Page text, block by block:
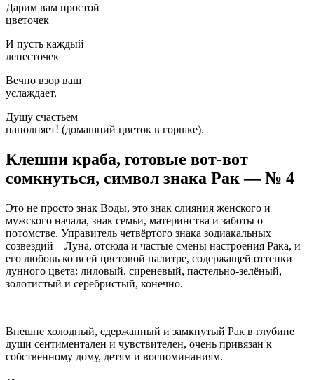
Дарим вам простой
цветочек
И пусть каждый
лепесточек
Вечно взор ваш
услаждает,
Душу счастьем
наполняет! (домашний цветок в горшке).
Клешни краба, готовые вот-вот
сомкнуться, символ знака Рак — № 4
Это не просто знак Воды, это знак слияния женского и
мужского начала, знак семьи, материнства и заботы о
потомстве. Управитель четвёртого знака зодиакальных
созвездий – Луна, отсюда и частые смены настроения Рака, и
его любовь ко всей цветовой палитре, содержащей оттенки
лунного цвета: лиловый, сиреневый, пастельно-зелёный,
золотистый и серебристый, конечно.
Внешне холодный, сдержанный и замкнутый Рак в глубине
души сентиментален и чувствителен, очень привязан к
собственному дому, детям и воспоминаниям.